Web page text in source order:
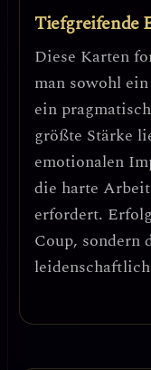
Tiefgreifende
Diese Karten
man sowohl
ein
größte Stärke
emotionalen
die harte
erfordert.
Coup, sondern